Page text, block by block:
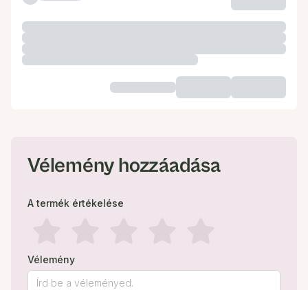
Vélemény hozzáadása
A termék értékelése
Vélemény